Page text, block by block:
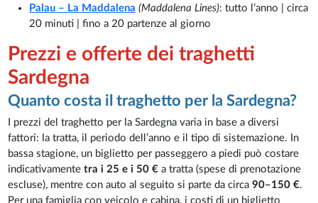
Palau – La Maddalena (Maddalena Lines): tutto l’anno | circa
20 minuti | fino a 20 partenze al giorno
Prezzi e offerte dei traghetti
Sardegna
Quanto costa il traghetto per la Sardegna?
I prezzi del traghetto per la Sardegna varia in base a diversi
fattori: la tratta, il periodo dell’anno e il tipo di sistemazione. In
bassa stagione, un biglietto per passeggero a piedi può costare
indicativamentetra i 25 e i 50 € a tratta (spese di prenotazione
escluse), mentre con auto al seguito si parte da circa90–150 €.
Per una famiglia con veicolo e cabina, i costi di un biglietto